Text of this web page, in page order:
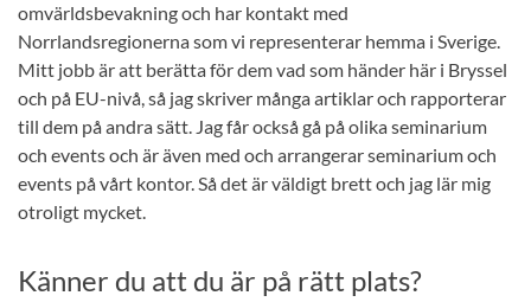
omvärldsbevakning och har kontakt med
Norrlandsregionerna som vi representerar hemma i Sverige.
Mitt jobb är att berätta för dem vad som händer här i Bryssel
och på EU-nivå, så jag skriver många artiklar och rapporterar
till dem på andra sätt. Jag får också gå på olika seminarium
och events och är även med och arrangerar seminarium och
events på vårt kontor. Så det är väldigt brett och jag lär mig
otroligt mycket.
Känner du att du är på rätt plats?